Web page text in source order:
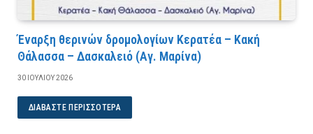
Έναρξη θερινών δρομολογίων Κερατέα – Κακή
Θάλασσα – Δασκαλειό (Αγ. Μαρίνα)
30 ΙΟΥΛΊΟΥ 2026
ΔΙΑΒΆΣΤΕ ΠΕΡΙΣΣΌΤΕΡΑ